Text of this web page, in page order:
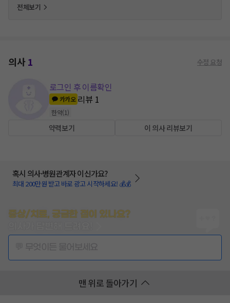
전체보기
의사1 수정 요청
로그인 후 이름확인
카카오 리뷰 1
한약(1)
약력보기 이 의사 리뷰보기
혹시 의사·병원관계자 이신가요?
최대 200만원 받고 바로 광고 시작하세요! 💰💰
증상/치료, 궁금한 점이 있나요?
맨 위로 돌아가기